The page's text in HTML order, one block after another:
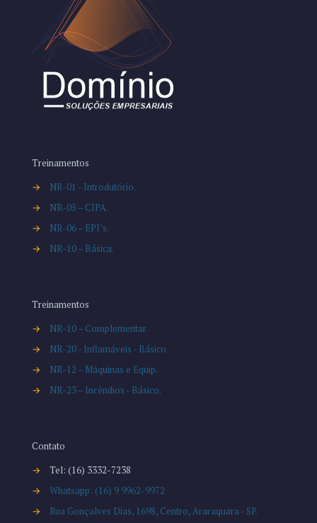
Treinamentos
→
NR-01 - Introdutório.
→
NR-05 – CIPA.
→
NR-06 – EPI’s.
→
NR-10 – Básica.
Treinamentos
→
NR-10 – Complementar.
→
NR-20 - Inflamáveis - Básico
→
NR-12 – Máquinas e Equip.
→
NR-23 – Incêndios - Básico.
Contato
→
Tel: (16) 3332-7238
→
Whatsapp: (16) 9 9962-9972
→
Rua Gonçalves Dias, 1698, Centro, Araraquara - SP.